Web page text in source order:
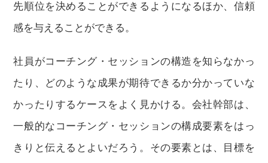
先順位を決めることができるようになるほか、信頼
感を与えることができる。
社員がコーチング・セッションの構造を知らなかっ
たり、どのような成果が期待できるか分かっていな
かったりするケースをよく見かける。会社幹部は、
一般的なコーチング・セッションの構成要素をはっ
きりと伝えるとよいだろう。その要素とは、目標を